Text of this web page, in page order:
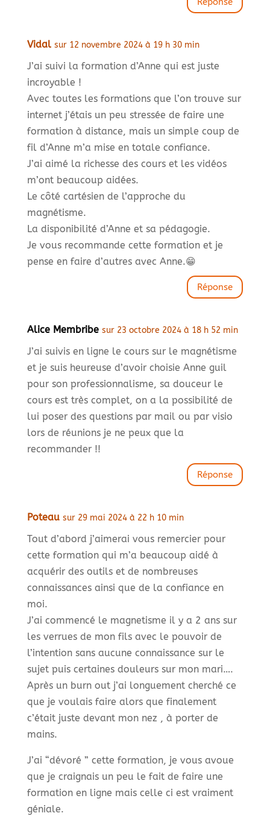
Vidal sur 12 novembre 2024 à 19 h 30 min
J’ai suivi la formation d’Anne qui est juste
incroyable !
Avec toutes les formations que l’on trouve sur
internet j’étais un peu stressée de faire une
formation à distance, mais un simple coup de
fil d’Anne m’a mise en totale confiance.
J’ai aimé la richesse des cours et les vidéos
m’ont beaucoup aidées.
Le côté cartésien de l’approche du
magnétisme.
La disponibilité d’Anne et sa pédagogie.
Je vous recommande cette formation et je
pense en faire d’autres avec Anne.😁
Réponse
Alice Membribe sur 23 octobre 2024 à 18 h 52 min
J’ai suivis en ligne le cours sur le magnétisme
et je suis heureuse d’avoir choisie Anne guil
pour son professionnalisme, sa douceur le
cours est très complet, on a la possibilité de
lui poser des questions par mail ou par visio
lors de réunions je ne peux que la
recommander !!
Réponse
Poteau sur 29 mai 2024 à 22 h 10 min
Tout d’abord j’aimerai vous remercier pour
cette formation qui m’a beaucoup aidé à
acquérir des outils et de nombreuses
connaissances ainsi que de la confiance en
moi.
J’ai commencé le magnetisme il y a 2 ans sur
les verrues de mon fils avec le pouvoir de
l’intention sans aucune connaissance sur le
sujet puis certaines douleurs sur mon mari….
Après un burn out j’ai longuement cherché ce
que je voulais faire alors que finalement
c’était juste devant mon nez , à porter de
mains.
J’ai “dévoré ” cette formation, je vous avoue
que je craignais un peu le fait de faire une
formation en ligne mais celle ci est vraiment
géniale.